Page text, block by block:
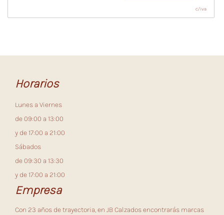
c/iva
Horarios
Lunes a Viernes
de 09:00 a 13:00
y de 17:00 a 21:00
Sábados
de 09:30 a 13:30
y de 17:00 a 21:00
Empresa
Con 23 años de trayectoria, en JB Calzados encontrarás marcas